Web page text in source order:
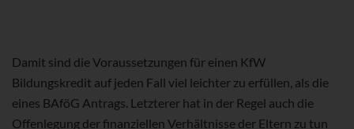
Damit sind die Voraussetzungen für einen KfW
Bildungskredit auf jeden Fall viel leichter zu erfüllen, als die
eines BAföG Antrags. Letzterer hat in der Regel auch die
Offenlegung der finanziellen Verhältnisse der Eltern zu tun